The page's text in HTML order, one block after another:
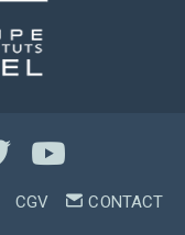
CGV CONTACT